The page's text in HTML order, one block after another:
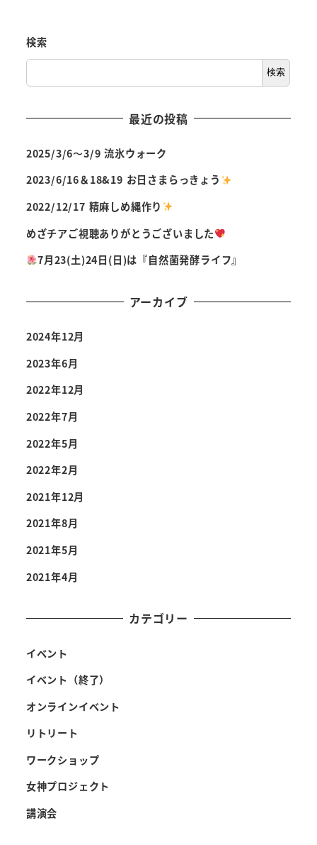
検索
検索
最近の投稿
2025/3/6〜3/9 流氷ウォーク
2023/6/16＆18&19 お日さまらっきょう
2022/12/17 精麻しめ縄作り
めざチアご視聴ありがとうございました
7月23(土)24日(日)は『自然菌発酵ライフ』
アーカイブ
2024年12月
2023年6月
2022年12月
2022年7月
2022年5月
2022年2月
2021年12月
2021年8月
2021年5月
2021年4月
カテゴリー
イベント
イベント（終了）
オンラインイベント
リトリート
ワークショップ
女神プロジェクト
講演会